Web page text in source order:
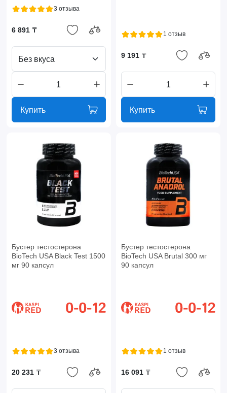
3 отзыва
6 891 ₸
Без вкуса
Купить
1 отзыв
9 191 ₸
Купить
Бустер тестостерона
BioTech USA Black Test 1500
мг 90 капсул
3 отзыва
20 231 ₸
Бустер тестостерона
BioTech USA Brutal 300 мг
90 капсул
1 отзыв
16 091 ₸